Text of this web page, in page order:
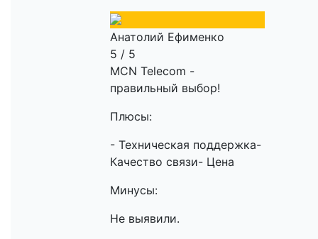
Анатолий Ефименко
5 / 5
MCN Telecom -
правильный выбор!
Плюсы:
- Техническая поддержка-
Качество связи- Цена
Минусы:
Не выявили.